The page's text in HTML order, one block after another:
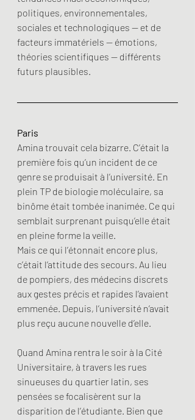
politiques, environnementales,
sociales et technologiques — et de
facteurs immatériels — émotions,
théories scientifiques — différents
futurs plausibles.
Paris
Amina trouvait cela bizarre. C’était la
première fois qu’un incident de ce
genre se produisait à l’université. En
plein TP de biologie moléculaire, sa
binôme était tombée inanimée. Ce qui
semblait surprenant puisqu’elle était
en pleine forme la veille.
Mais ce qui l’étonnait encore plus,
c’était l’attitude des secours. Au lieu
de pompiers, des médecins discrets
aux gestes précis et rapides l’avaient
emmenée. Depuis, l’université n’avait
plus reçu aucune nouvelle d’elle.
Quand Amina rentra le soir à la Cité
Universitaire, à travers les rues
sinueuses du quartier latin, ses
pensées se focalisèrent sur la
disparition de l’étudiante. Bien que